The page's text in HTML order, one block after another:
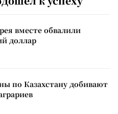
вместе обвалили
доллар
по Казахстану добивают